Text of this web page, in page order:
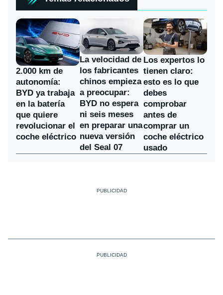
2.000 km de
autonomía:
BYD ya trabaja
en la batería
que quiere
revolucionar el
coche eléctrico
La velocidad de
los fabricantes
chinos empieza
a preocupar:
BYD no espera
ni seis meses
en preparar una
nueva versión
del Seal 07
Los expertos lo
tienen claro:
esto es lo que
debes
comprobar
antes de
comprar un
coche eléctrico
usado